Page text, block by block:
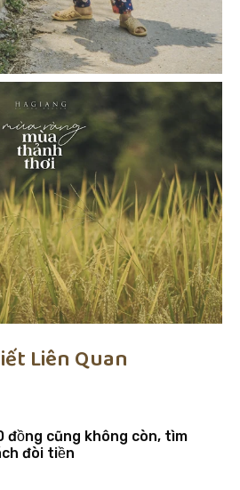
Liên Quan
đồng cũng không còn, tìm
đòi tiền